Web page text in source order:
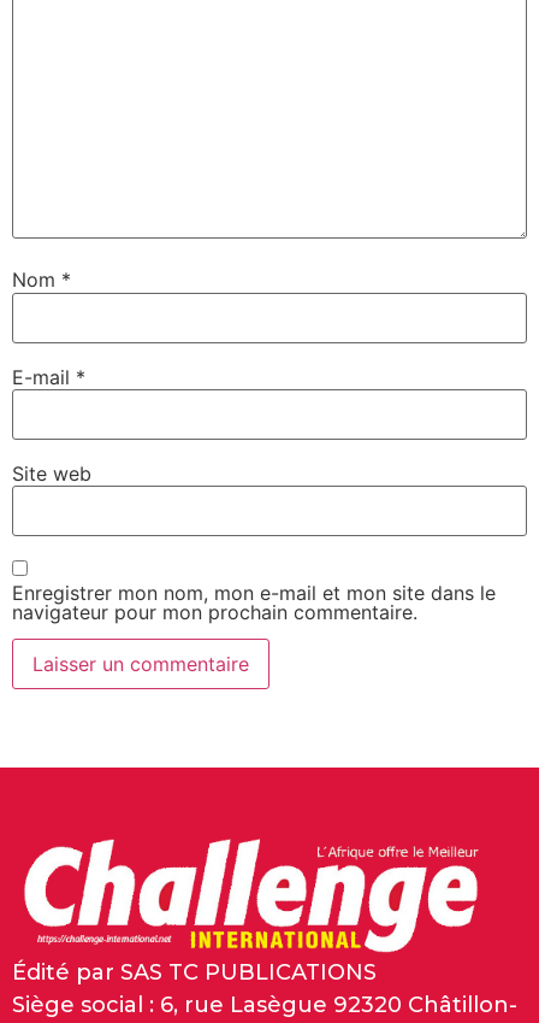
Nom *
E-mail *
Site web
Enregistrer mon nom, mon e-mail et mon site dans le
navigateur pour mon prochain commentaire.
Édité par SAS TC PUBLICATIONS
Siège social : 6, rue Lasègue 92320 Châtillon-